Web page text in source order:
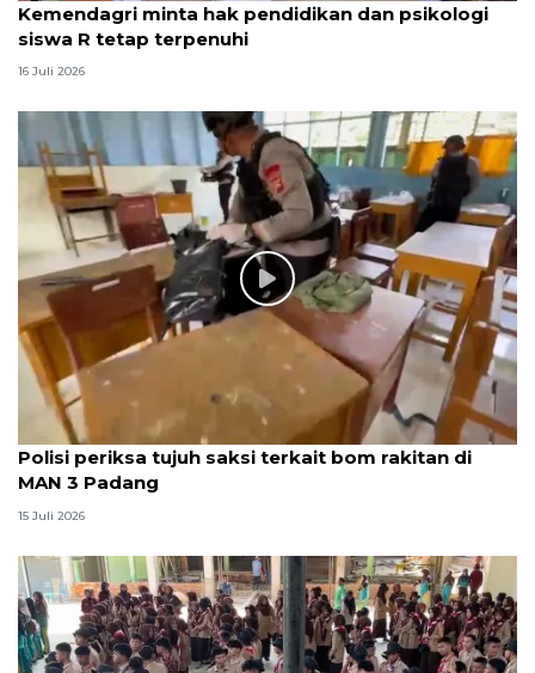
Kemendagri minta hak pendidikan dan psikologi
siswa R tetap terpenuhi
16 Juli 2026
Polisi periksa tujuh saksi terkait bom rakitan di
MAN 3 Padang
15 Juli 2026